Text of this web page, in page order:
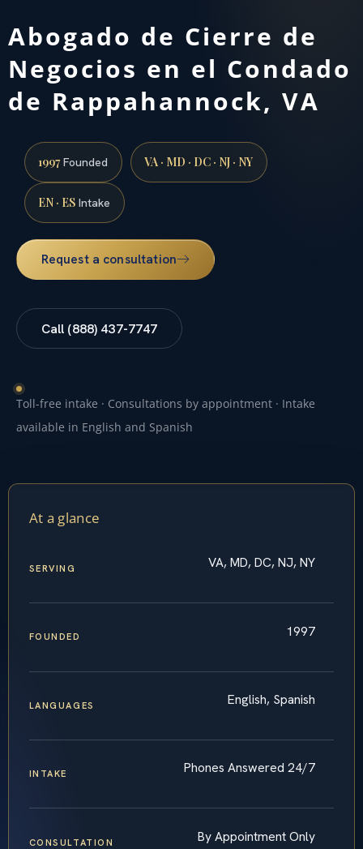
Abogado de Cierre de
Negocios en el Condado
de Rappahannock, VA
1997Founded VA · MD · DC · NJ · NY
EN · ES Intake
Request a consultation
Call (888) 437-7747
Toll-free intake · Consultations by appointment · Intake
available in English and Spanish
At a glance
SERVING VA, MD, DC, NJ, NY
FOUNDED 1997
LANGUAGES English, Spanish
INTAKE Phones Answered 24/7
CONSULTATION By Appointment Only